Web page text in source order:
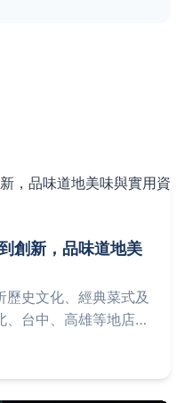
創新，品味道地美
史文化、經典菜式及
台中、高雄等地店家
在家烹飪技巧與常見